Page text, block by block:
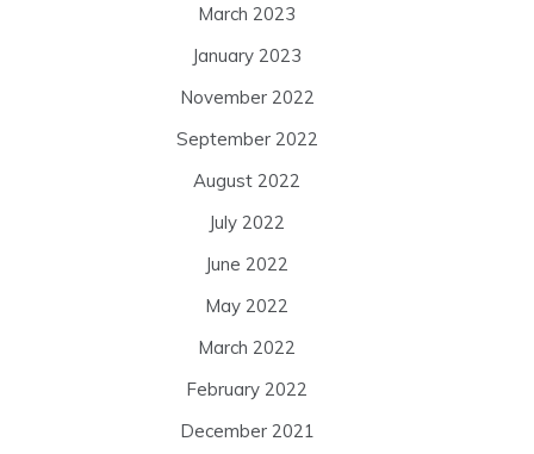
March 2023
January 2023
November 2022
September 2022
August 2022
July 2022
June 2022
May 2022
March 2022
February 2022
December 2021